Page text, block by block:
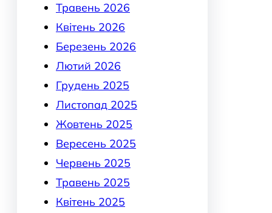
Травень 2026
Квітень 2026
Березень 2026
Лютий 2026
Грудень 2025
Листопад 2025
Жовтень 2025
Вересень 2025
Червень 2025
Травень 2025
Квітень 2025